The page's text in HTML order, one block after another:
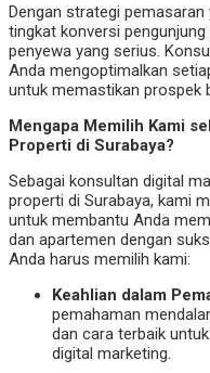
Dengan strategi
tingkat konversi
penyewa yang serius.
Anda mengoptimalkan
untuk memastikan prospek
Mengapa Memilih Kami
Properti di Surabaya?
Sebagai konsultan digital
properti di Surabaya, kami
untuk membantu Anda
dan apartemen dengan
Anda harus memilih kami:
Keahlian dalam
pemahaman
dan cara terbaik
digital marketing.